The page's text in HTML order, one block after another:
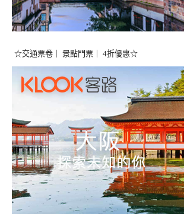
☆交通票卷｜ 景點門票｜ 4折優惠☆